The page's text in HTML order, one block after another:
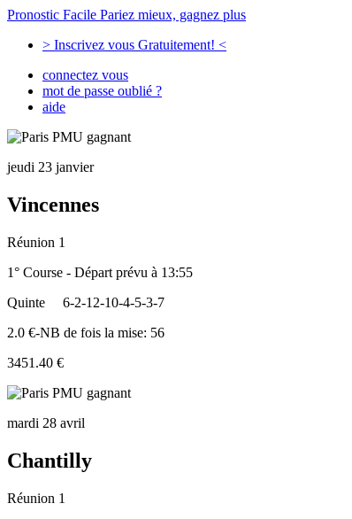
Pronostic Facile Pariez mieux, gagnez plus
> Inscrivez vous Gratuitement! <
connectez vous
mot de passe oublié ?
aide
jeudi 23 janvier
Vincennes
Réunion 1
1° Course - Départ prévu à 13:55
Quinte
6-2-12-10-4-5-3-7
2.0 €-NB de fois la mise: 56
3451.40 €
mardi 28 avril
Chantilly
Réunion 1